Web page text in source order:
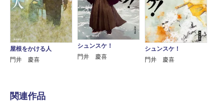
屋根をかける人
門井 慶喜
シュンスケ！
門井 慶喜
シュンスケ！
門井 慶喜
関連作品